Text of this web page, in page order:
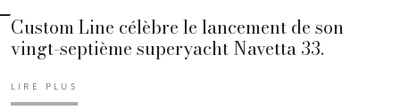
Custom Line célèbre le lancement de son
vingt-septième superyacht Navetta 33.
LIRE PLUS